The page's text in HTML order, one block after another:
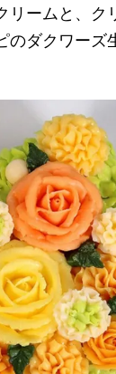
リームと、ク
のダクワーズ